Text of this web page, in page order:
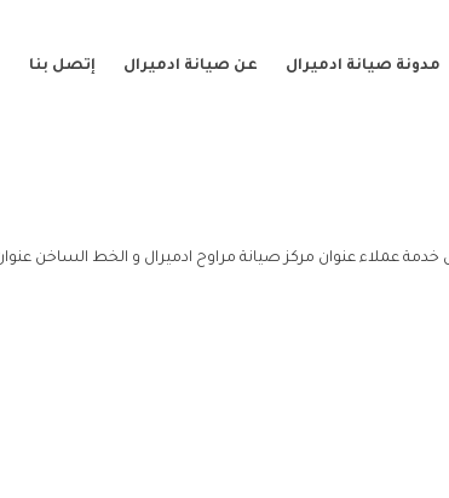
مدونة صيانة ادميرال عن صيانة ادميرال إتصل بنا
خدمة عملاء عنوان مركز صيانة مراوح ادميرال و الخط الساخن